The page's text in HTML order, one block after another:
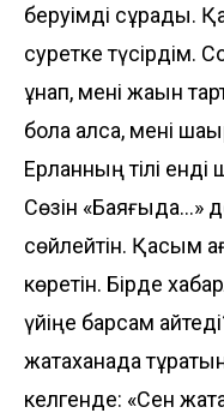
беруімді сұрады.
суретке түсірдім.
ұнап, мені жақын
бола қалса, мені
Ерланның тілі енді
Сөзін «Баяғыда...»
сөйлейтін. Қасым
көретін. Бірде
үйіңе барсам
жатақханада
келгенде: «Сен